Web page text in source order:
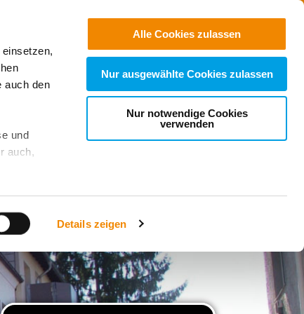
auch den
und
auch,
. Wenn
Sie:
Details zeigen
Alle Cookies zulassen
Nur ausgewählte Cookies zulassen
Nur notwendige Cookies
verwenden
Suchen
Spenden
Jobs